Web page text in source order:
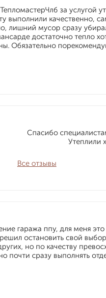
за услугой
выполнили качественно,
лишний мусор сразу
достаточно тепло
Обязательно
Все отзывы
Спасибо
Утеплили
гаража ппу, для меня
остановить свой
но по качеству
почти сразу выполнять